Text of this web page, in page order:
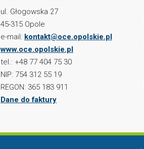
ul. Głogowska 27
45-315 Opole
e-mail: kontakt@oce.opolskie.pl
www.oce.opolskie.pl
tel.: +48 77 404 75 30
NIP: 754 312 55 19
REGON: 365 183 911
Dane do faktury